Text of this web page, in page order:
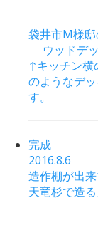
袋井市M様
ウッドデッ
↑キッチン横
のようなデ
す。
完成
2016.8.6
造作棚が出
天竜杉で造